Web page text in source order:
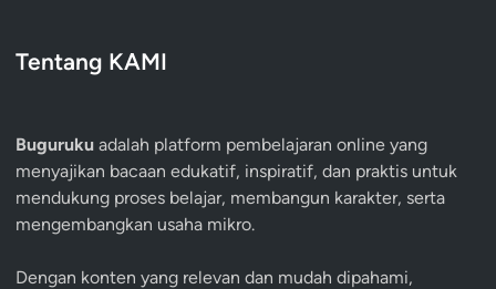
Tentang KAMI
Buguruku adalah platform pembelajaran online yang
menyajikan bacaan edukatif, inspiratif, dan praktis untuk
mendukung proses belajar, membangun karakter, serta
mengembangkan usaha mikro.
Dengan konten yang relevan dan mudah dipahami,